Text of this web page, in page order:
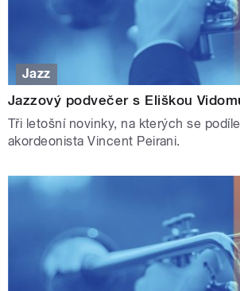
Jazz
Jazzový podvečer s Eliškou
Tři letošní novinky, na kterých se
akordeonista Vincent Peirani.